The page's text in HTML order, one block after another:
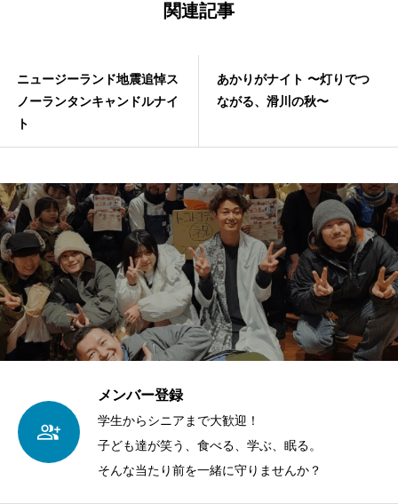
関連記事
ニュージーランド地震追悼ス
ノーランタンキャンドルナイ
ト
あかりがナイト 〜灯りでつ
ながる、滑川の秋〜
メンバー登録
学生からシニアまで大歓迎！
子ども達が笑う、食べる、学ぶ、眠る。
そんな当たり前を一緒に守りませんか？